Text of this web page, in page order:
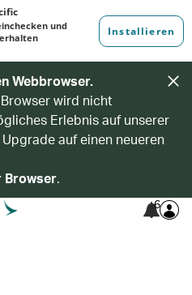
Webbrowser.
wird nicht
Erlebnis auf unserer
auf einen neueren
Browser.
6